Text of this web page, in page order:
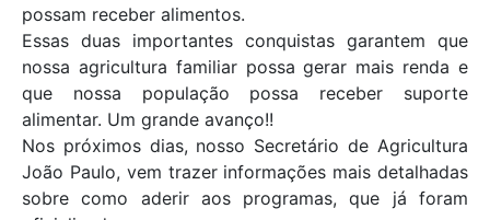
possam receber alimentos.
Essas duas importantes conquistas garantem que
nossa agricultura familiar possa gerar mais renda e
que nossa população possa receber suporte
alimentar. Um grande avanço!!
Nos próximos dias, nosso Secretário de Agricultura
João Paulo, vem trazer informações mais detalhadas
sobre como aderir aos programas, que já foram